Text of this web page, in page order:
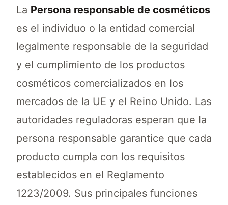
La Persona responsable de cosméticos
es el individuo o la entidad comercial
legalmente responsable de la seguridad
y el cumplimiento de los productos
cosméticos comercializados en los
mercados de la UE y el Reino Unido. Las
autoridades reguladoras esperan que la
persona responsable garantice que cada
producto cumpla con los requisitos
establecidos en el Reglamento
1223/2009. Sus principales funciones